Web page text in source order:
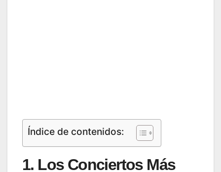
Índice de contenidos:
1. Los Conciertos Más